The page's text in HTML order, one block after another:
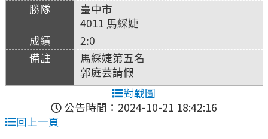
臺中市
4011 馬綵婕
2:0
馬綵婕第五名
郭庭芸請假
對戰圖
公告時間：2024-10-21 18:42:16
回上一頁